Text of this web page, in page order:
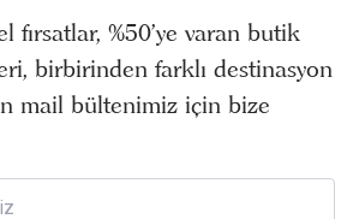
fırsatlar, %50’ye varan butik
birbirinden farklı destinasyon
mail bültenimiz için bize